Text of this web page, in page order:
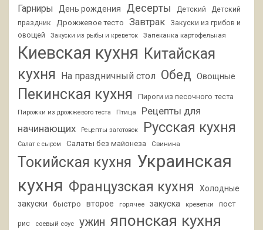
Гарниры День рождения Десерты Детский
Детский
праздник
Дрожжевое тесто Завтрак
Закуски из грибов и
овощей
Закуски из рыбы и креветок Запеканка картофельная
Киевская кухня Китайская
кухня На праздничный стол Обед Овощные
Пекинская кухня Пироги из песочного теста
Пирожки из дрожжевого теста Птица
Рецепты для
начинающих
Рецепты заготовок Русская кухня
Салат с сыром Салаты без майонеза Свинина
Токийская кухня Украинская
кухня Французская кухня
Холодные
закуски
быстро второе горячее закуска креветки пост
рис соевый соус ужин японская кухня